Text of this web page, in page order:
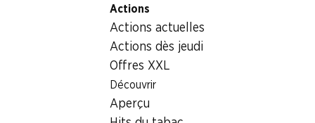
Actions
Actions actuelles
Actions dès jeudi
Offres XXL
Découvrir
Aperçu
Chocolat/sucreries
Tablette de chocolat au lait des Alpes suisses Cailler